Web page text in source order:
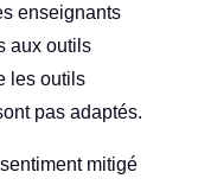
enseignants
aux outils
les outils
pas adaptés.
mitigé